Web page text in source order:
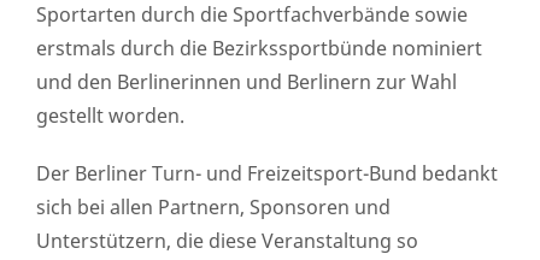
Sportarten durch die Sportfachverbände sowie
erstmals durch die Bezirkssportbünde nominiert
und den Berlinerinnen und Berlinern zur Wahl
gestellt worden.
Der Berliner Turn- und Freizeitsport-Bund bedankt
sich bei allen Partnern, Sponsoren und
Unterstützern, die diese Veranstaltung so